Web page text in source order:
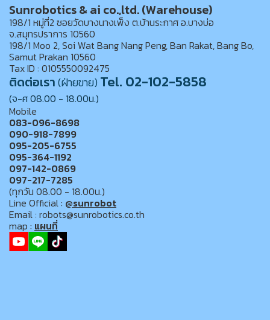
Sunrobotics & ai co.,ltd. (Warehouse)
198/1 หมู่ที่2 ซอยวัดบางนางเพ็ง ต.บ้านระกาศ อ.บางบ่อ
จ.สมุทรปราการ 10560
198/1 Moo 2, Soi Wat Bang Nang Peng, Ban Rakat, Bang Bo,
Samut Prakan 10560
Tax ID : 0105550092475
ติดต่อเรา(ฝ่ายขาย) Tel. 02-102-5858
(จ-ศ 08.00 - 18.00น.)
Mobile
083-096-8698
090-918-7899
095-205-6755
095-364-1192
097-142-0869
097-217-7285
(ทุกวัน 08.00 - 18.00น.)
Line Official : @sunrobot
Email : robots@sunrobotics.co.th
map : แผนที่